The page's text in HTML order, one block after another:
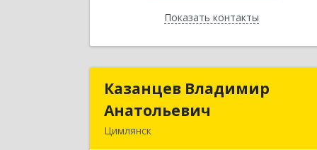
Показать контакты
Назад
Казанцев Владимир
Анатольевич
Цимлянск
Казанцев Владимир